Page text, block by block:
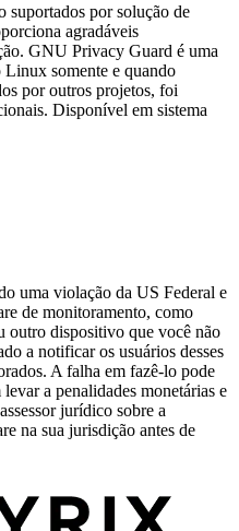
por solução de
agradáveis
GNU Privacy Guard é uma
somente e quando
por outros projetos, foi
Disponível em sistema
uma violação da US Federal e
de monitoramento, como
outro dispositivo que você não
a notificar os usuários desses
A falha em fazê-lo pode
a penalidades monetárias e
jurídico sobre a
na sua jurisdição antes de